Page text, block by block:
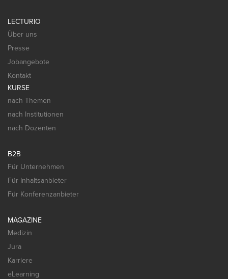
LECTURIO
Über uns
Presse
Jobangebote
Kontakt
KURSE
nach Themen
nach Institutionen
nach Dozenten
B2B
Für Unternehmen
Für Inhaltsanbieter
Für Konferenzanbieter
MAGAZINE
Medizin
Jura
Karriere
eLearning